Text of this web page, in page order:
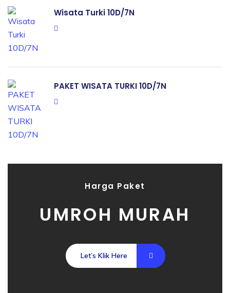
Wisata Turki 10D/7N
PAKET WISATA TURKI 10D/7N
Harga Paket
UMROH MURAH
Let’s Klik Here